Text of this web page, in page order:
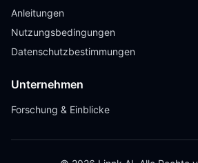
Anleitungen
Nutzungsbedingungen
Datenschutzbestimmungen
Unternehmen
Forschung & Einblicke